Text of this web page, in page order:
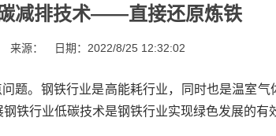
减排技术――直接还原炼铁
来源： 日期：2022/8/25 12:32:02
题。钢铁行业是高能耗行业，同时也是温室
铁行业低碳技术是钢铁行业实现绿色发展的有